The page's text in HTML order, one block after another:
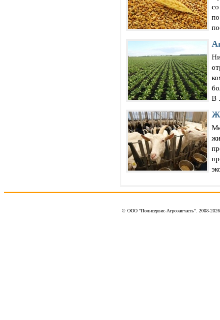
В
© ООО "Полисервис-Агрозапчасть". 2008-